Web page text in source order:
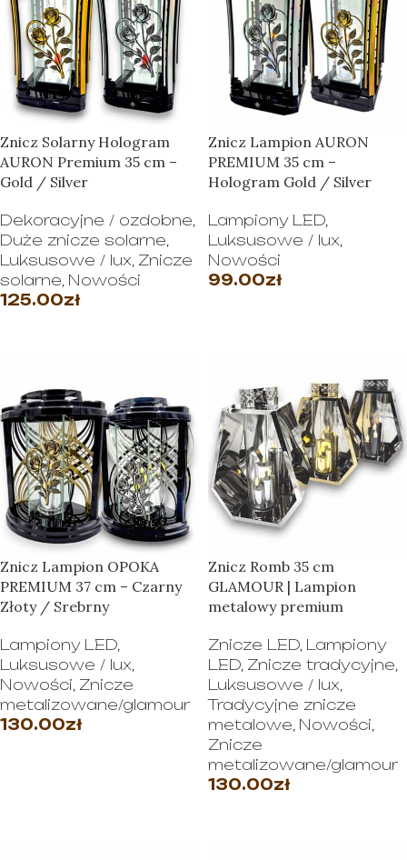
Znicz Solarny Hologram
AURON Premium 35 cm –
Gold / Silver
Dekoracyjne / ozdobne,
Duże znicze solarne,
Luksusowe / lux, Znicze
solarne, Nowości
125.00zł
Znicz Lampion AURON
PREMIUM 35 cm –
Hologram Gold / Silver
Lampiony LED,
Luksusowe / lux,
Nowości
99.00zł
Znicz Lampion OPOKA
PREMIUM 37 cm – Czarny
Złoty / Srebrny
Lampiony LED,
Luksusowe / lux,
Nowości, Znicze
metalizowane/glamour
130.00zł
Znicz Romb 35 cm
GLAMOUR | Lampion
metalowy premium
Znicze LED, Lampiony
LED, Znicze tradycyjne,
Luksusowe / lux,
Tradycyjne znicze
metalowe, Nowości,
Znicze
metalizowane/glamour
130.00zł